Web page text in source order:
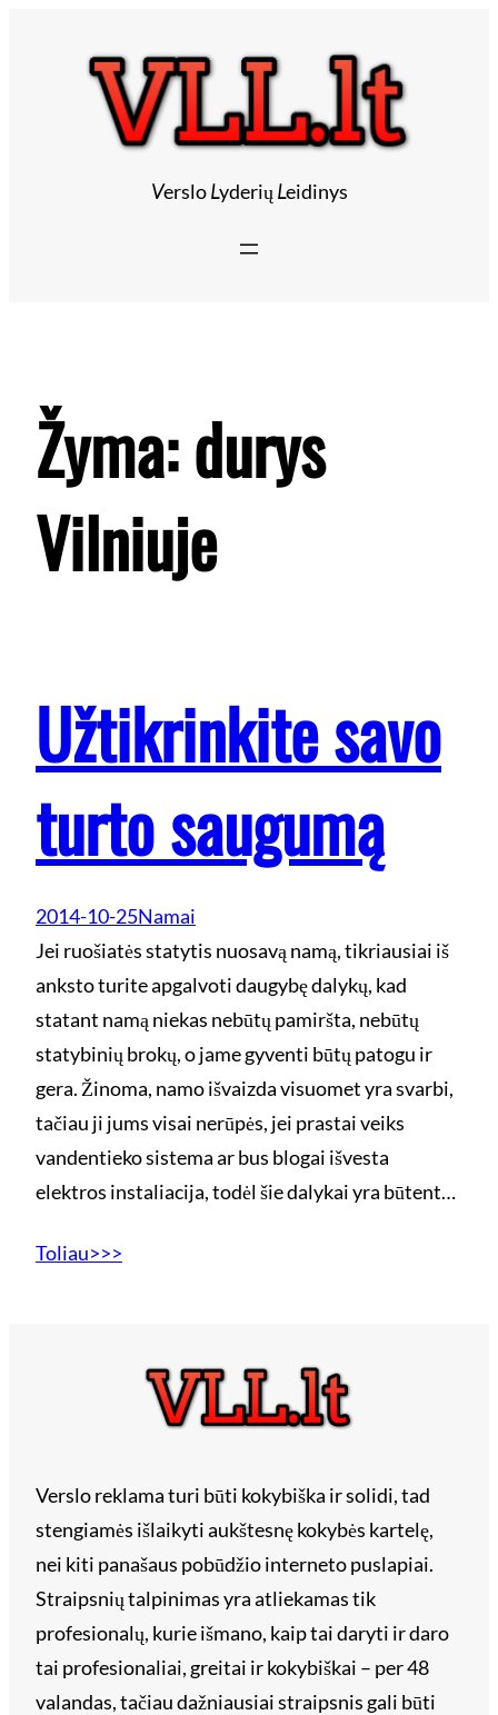
VersloLyderių Leidinys
Žyma:durys
Vilniuje
Užtikrinkite savo
turto saugumą
2014-10-25Namai
Jei ruošiatės statytis nuosavą namą, tikriausiai iš
anksto turite apgalvoti daugybę dalykų, kad
statant namą niekas nebūtų pamiršta, nebūtų
statybinių brokų, o jame gyventi būtų patogu ir
gera. Žinoma, namo išvaizda visuomet yra svarbi,
tačiau ji jums visai nerūpės, jei prastai veiks
vandentieko sistema ar bus blogai išvesta
elektros instaliacija, todėl šie dalykai yra būtent…
Toliau>>>
Verslo reklama turi būti kokybiška ir solidi, tad
stengiamės išlaikyti aukštesnę kokybės kartelę,
nei kiti panašaus pobūdžio interneto puslapiai.
Straipsnių talpinimas yra atliekamas tik
profesionalų, kurie išmano, kaip tai daryti ir daro
tai profesionaliai, greitai ir kokybiškai – per 48
valandas, tačiau dažniausiai straipsnis gali būti